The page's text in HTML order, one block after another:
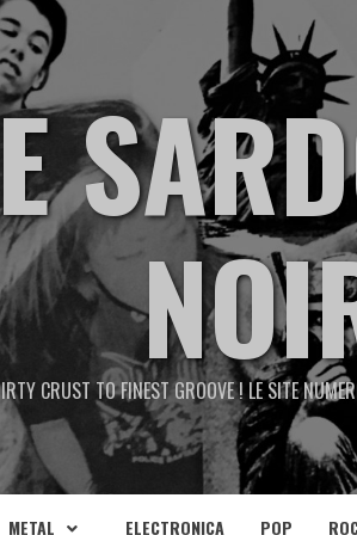
CRUST TO FINEST GROOVE ! LE SITE
METAL ELECTRONICA POP